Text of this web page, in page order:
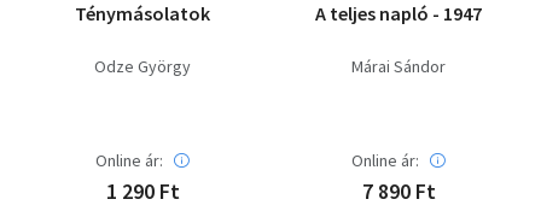
Ténymásolatok
Odze György
Online ár:
1 290 Ft
A teljes napló - 1947
Márai Sándor
Online ár:
7 890 Ft